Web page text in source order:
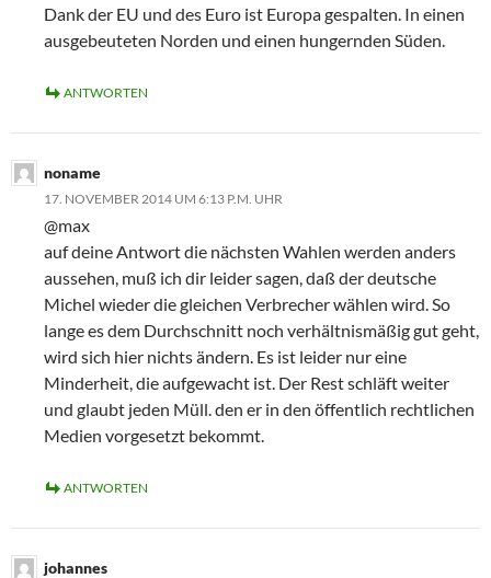
Dank der EU und des Euro ist Europa gespalten. In einen
ausgebeuteten Norden und einen hungernden Süden.
ANTWORTEN
noname
17. NOVEMBER 2014 UM 6:13 P.M. UHR
@max
auf deine Antwort die nächsten Wahlen werden anders
aussehen, muß ich dir leider sagen, daß der deutsche
Michel wieder die gleichen Verbrecher wählen wird. So
lange es dem Durchschnitt noch verhältnismäßig gut geht,
wird sich hier nichts ändern. Es ist leider nur eine
Minderheit, die aufgewacht ist. Der Rest schläft weiter
und glaubt jeden Müll. den er in den öffentlich rechtlichen
Medien vorgesetzt bekommt.
ANTWORTEN
johannes